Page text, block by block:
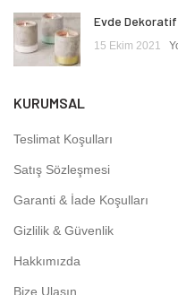
Evde Dekoratif
15 Ekim 2021
KURUMSAL
Teslimat Koşulları
Satış Sözleşmesi
Garanti & İade Koşulları
Gizlilik & Güvenlik
Hakkımızda
Bize Ulaşın